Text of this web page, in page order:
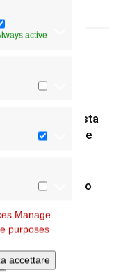
active
Manage
purposes
accettare
la nuova proposta
Sant’Apollinare
il pellegrinaggio